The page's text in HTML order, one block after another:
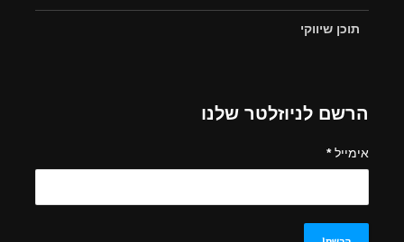
תוכן שיווקי
הרשם לניוזלטר שלנו
אימייל*